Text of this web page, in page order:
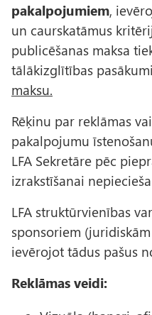
pakalpojumiem,
un caurskatāmus
publicēšanas maksa
tālākizglītības
maksu.
Rēķinu par reklāmas
pakalpojumu
LFA Sekretāre pēc
izrakstīšanai
LFA struktūrvienības
sponsoriem
ievērojot tādus pašus
Reklāmas veidi: